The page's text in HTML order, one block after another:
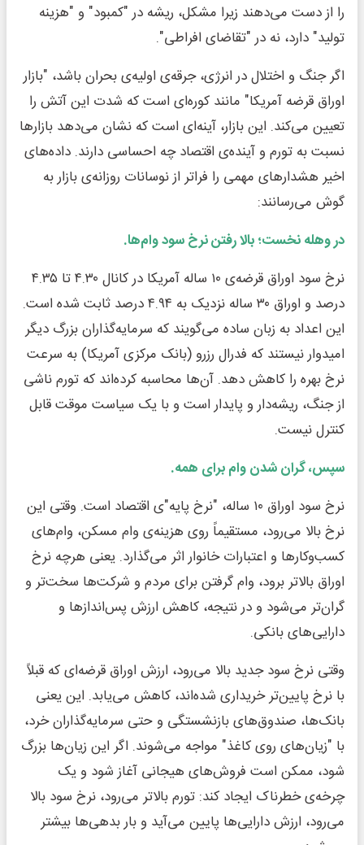
را از دست می‌دهند زیرا مشکل، ریشه در "کمبود" و "هزینه
تولید" دارد، نه در "تقاضای افراطی".
اگر جنگ و اختلال در انرژی، جرقه‌ی اولیه‌ی بحران باشد، "بازار
اوراق قرضه آمریکا" مانند کوره‌ای است که شدت این آتش را
تعیین می‌کند. این بازار، آینه‌ای است که نشان می‌دهد بازارها
نسبت به تورم و آینده‌ی اقتصاد چه احساسی دارند. داده‌های
اخیر هشدارهای مهمی را فراتر از نوسانات روزانه‌ی بازار به
گوش می‌رسانند:
در وهله نخست؛ بالا رفتن نرخ سود وام‌ها.
نرخ سود اوراق قرضه‌ی ۱۰ ساله آمریکا در کانال ۴.۳۰ تا ۴.۳۵
درصد و اوراق ۳۰ ساله نزدیک به ۴.۹۴ درصد ثابت شده است.
این اعداد به زبان ساده می‌گویند که سرمایه‌گذاران بزرگ دیگر
امیدوار نیستند که فدرال رزرو (بانک مرکزی آمریکا) به سرعت
نرخ بهره را کاهش دهد. آن‌ها محاسبه کرده‌اند که تورم ناشی
از جنگ، ریشه‌دار و پایدار است و با یک سیاست موقت قابل
کنترل نیست.
سپس، گران شدن وام برای همه.
نرخ سود اوراق ۱۰ ساله، "نرخ پایه"ی اقتصاد است. وقتی این
نرخ بالا می‌رود، مستقیماً روی هزینه‌ی وام مسکن، وام‌های
کسب‌وکارها و اعتبارات خانوار اثر می‌گذارد. یعنی هرچه نرخ
اوراق بالاتر برود، وام گرفتن برای مردم و شرکت‌ها سخت‌تر و
گران‌تر می‌شود و در نتیجه، کاهش ارزش پس‌اندازها و
دارایی‌های بانکی.
وقتی نرخ سود جدید بالا می‌رود، ارزش اوراق قرضه‌ای که قبلاً
با نرخ پایین‌تر خریداری شده‌اند، کاهش می‌یابد. این یعنی
بانک‌ها، صندوق‌های بازنشستگی و حتی سرمایه‌گذاران خرد،
با "زیان‌های روی کاغذ" مواجه می‌شوند. اگر این زیان‌ها بزرگ
شود، ممکن است فروش‌های هیجانی آغاز شود و یک
چرخه‌ی خطرناک ایجاد کند: تورم بالاتر می‌رود، نرخ سود بالا
می‌رود، ارزش دارایی‌ها پایین می‌آید و بار بدهی‌ها بیشتر